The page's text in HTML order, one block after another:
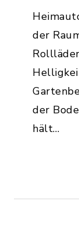
der
der
hält…